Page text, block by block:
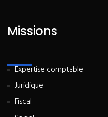
Missions
Expertise comptable
Juridique
Fiscal